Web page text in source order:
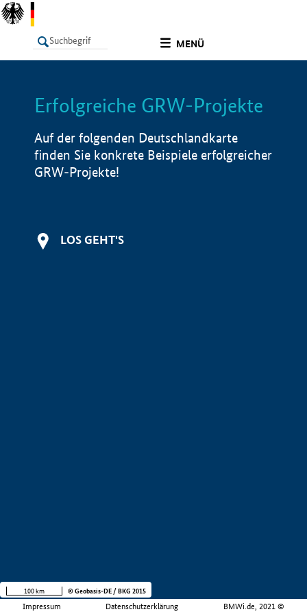
MENÜ
LISTE Info
Erfolgreiche GRW-Projekte
Auf der folgenden Deutschlandkarte
finden Sie konkrete Beispiele erfolgreicher
GRW-Projekte!
LOS GEHT'S
Impressum Datenschutzerklärung BMWi.de, 2021 ©
100 km © Geobasis-DE / BKG 2015